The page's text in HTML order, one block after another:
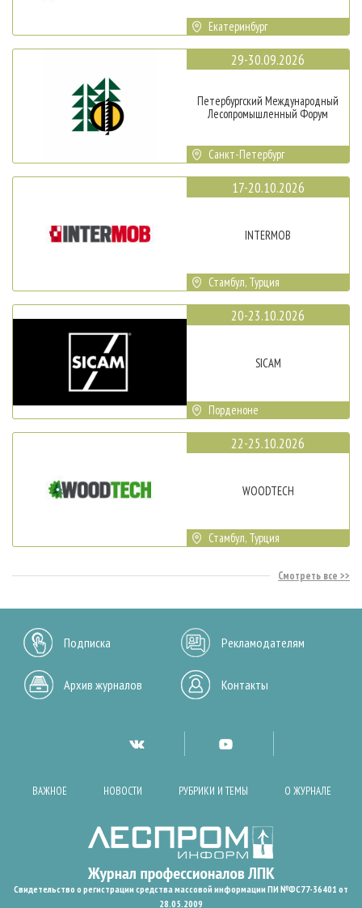
Екатеринбург
29-30.09.2026
Петербургский Международный
Лесопромышленный Форум
Санкт-Петербург
17-20.10.2026
INTERMOB
Стамбул, Турция
20-23.10.2026
SICAM
Порденоне
22-25.10.2026
WOODTECH
Стамбул, Турция
Смотреть все
Подписка Рекламодателям
Архив журналов Контакты
ВАЖНОЕ НОВОСТИ РУБРИКИ И ТЕМЫ О ЖУРНАЛЕ
Свидетельство о регистрации средства массовой информации ПИ №ФС77-36401 от
28.05.2009